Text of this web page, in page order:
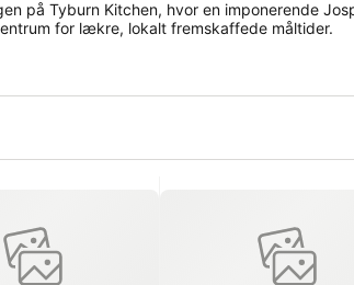
på Tyburn Kitchen, hvor en imponerende
for lækre, lokalt fremskaffede måltider.